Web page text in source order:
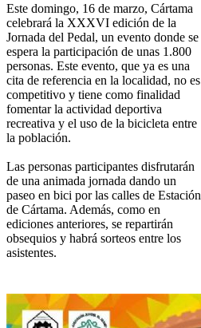
Este domingo, 16 de marzo, Cártama
celebrará la XXXVI edición de la
Jornada del Pedal, un evento donde se
espera la participación de unas 1.800
personas. Este evento, que ya es una
cita de referencia en la localidad, no es
competitivo y tiene como finalidad
fomentar la actividad deportiva
recreativa y el uso de la bicicleta entre
la población.
Las personas participantes disfrutarán
de una animada jornada dando un
paseo en bici por las calles de Estación
de Cártama. Además, como en
ediciones anteriores, se repartirán
obsequios y habrá sorteos entre los
asistentes.